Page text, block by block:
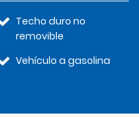
Techo duro no
removible
Vehículo a gasolina